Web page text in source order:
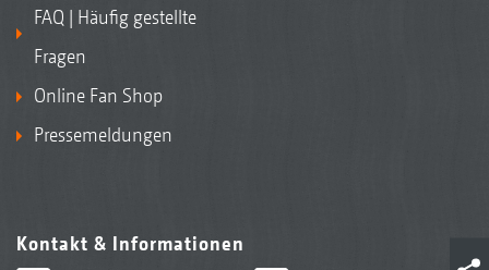
FAQ | Häufig gestellte
Fragen
Online Fan Shop
Pressemeldungen
Kontakt & Informationen